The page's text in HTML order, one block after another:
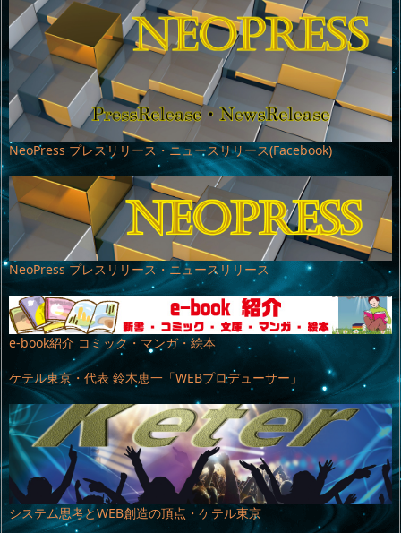
NeoPress プレスリリース・ニュースリリース(Facebook)
NeoPress プレスリリース・ニュースリリース
e-book紹介 コミック・マンガ・絵本
ケテル東京・代表 鈴木恵一「WEBプロデューサー」
システム思考とWEB創造の頂点・ケテル東京